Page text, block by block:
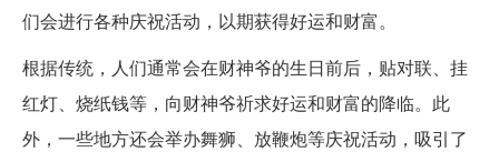
们会进行各种庆祝活动，以期获得好运和财富。
根据传统，人们通常会在财神爷的生日前后，贴对联、挂
红灯、烧纸钱等，向财神爷祈求好运和财富的降临。此
外，一些地方还会举办舞狮、放鞭炮等庆祝活动，吸引了